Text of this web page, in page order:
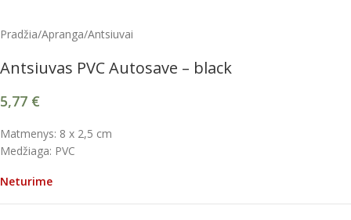
Pradžia/Apranga/Antsiuvai
Antsiuvas PVC Autosave – black
5,77 €
Matmenys: 8 x 2,5 cm
Medžiaga: PVC
Neturime